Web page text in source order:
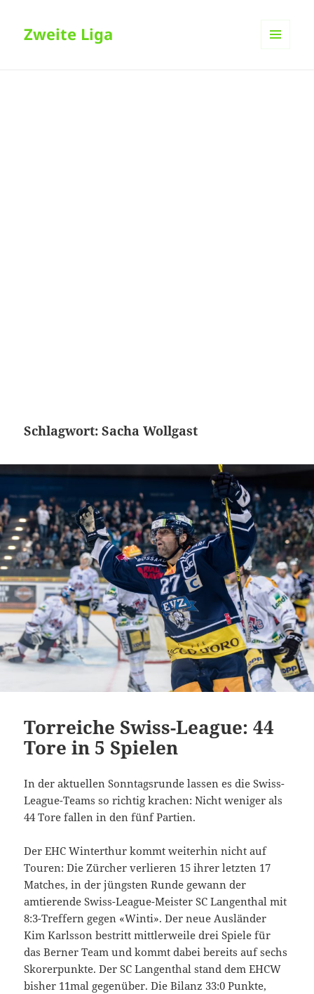
Zweite Liga
Schlagwort:Sacha Wollgast
Torreiche Swiss-League: 44
Tore in 5 Spielen
In der aktuellen Sonntagsrunde lassen es die Swiss-
League-Teams so richtig krachen: Nicht weniger als
44 Tore fallen in den fünf Partien.
Der EHC Winterthur kommt weiterhin nicht auf
Touren: Die Zürcher verlieren 15 ihrer letzten 17
Matches, in der jüngsten Runde gewann der
amtierende Swiss-League-Meister SC Langenthal mit
8:3-Treffern gegen «Winti». Der neue Ausländer
Kim Karlsson bestritt mittlerweile drei Spiele für
das Berner Team und kommt dabei bereits auf sechs
Skorerpunkte. Der SC Langenthal stand dem EHCW
bisher 11mal gegenüber. Die Bilanz 33:0 Punkte,